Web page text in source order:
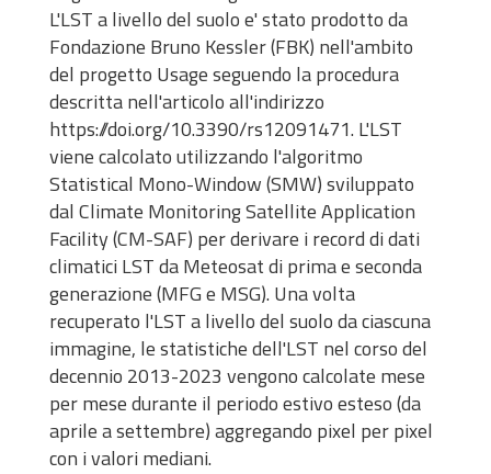
L'LST a livello del suolo e' stato prodotto da
Fondazione Bruno Kessler (FBK) nell'ambito
del progetto Usage seguendo la procedura
descritta nell'articolo all'indirizzo
https://doi.org/10.3390/rs12091471. L'LST
viene calcolato utilizzando l'algoritmo
Statistical Mono-Window (SMW) sviluppato
dal Climate Monitoring Satellite Application
Facility (CM-SAF) per derivare i record di dati
climatici LST da Meteosat di prima e seconda
generazione (MFG e MSG). Una volta
recuperato l'LST a livello del suolo da ciascuna
immagine, le statistiche dell'LST nel corso del
decennio 2013-2023 vengono calcolate mese
per mese durante il periodo estivo esteso (da
aprile a settembre) aggregando pixel per pixel
con i valori mediani.